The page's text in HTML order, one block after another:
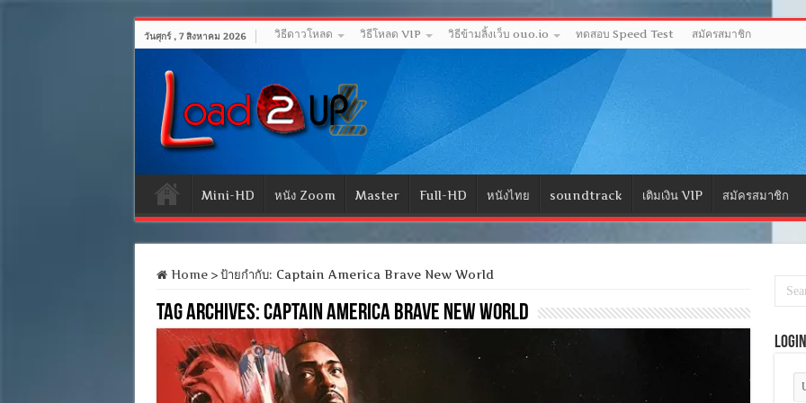
วันศุกร์ , 7 สิงหาคม 2026 วิธีดาวโหลด วิธีโหลด VIP วิธีข้ามลิ้งเว็บ ouo.io ทดสอบ Speed Test สมัครสมาชิก
Mini-HD หนัง Zoom Master Full-HD หนังไทย soundtrack เติมเงิน VIP สมัครสมาชิก
Home > ป้ายกำกับ: Captain America Brave New World
Tag Archives:Captain America Brave New World
Login